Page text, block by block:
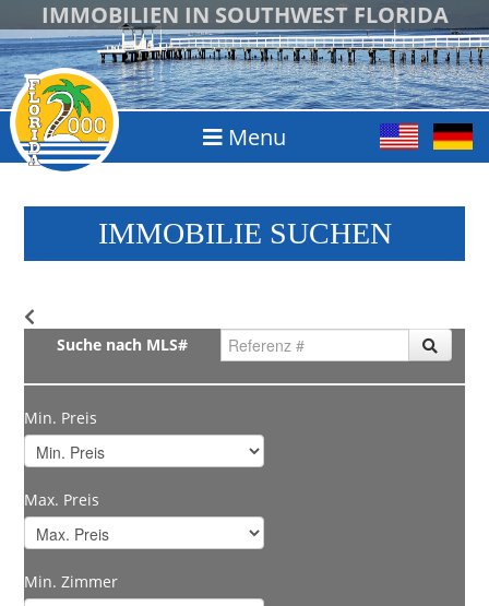
IMMOBILIEN IN SOUTHWEST FLORIDA
Menu
IMMOBILIE SUCHEN
Suche nach MLS#
Min. Preis
Max. Preis
Min. Zimmer